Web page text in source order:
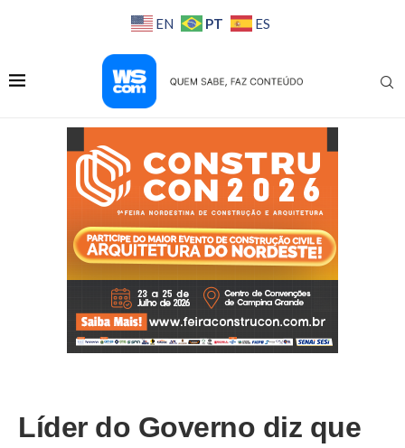
EN PT ES
Líder do Governo diz que